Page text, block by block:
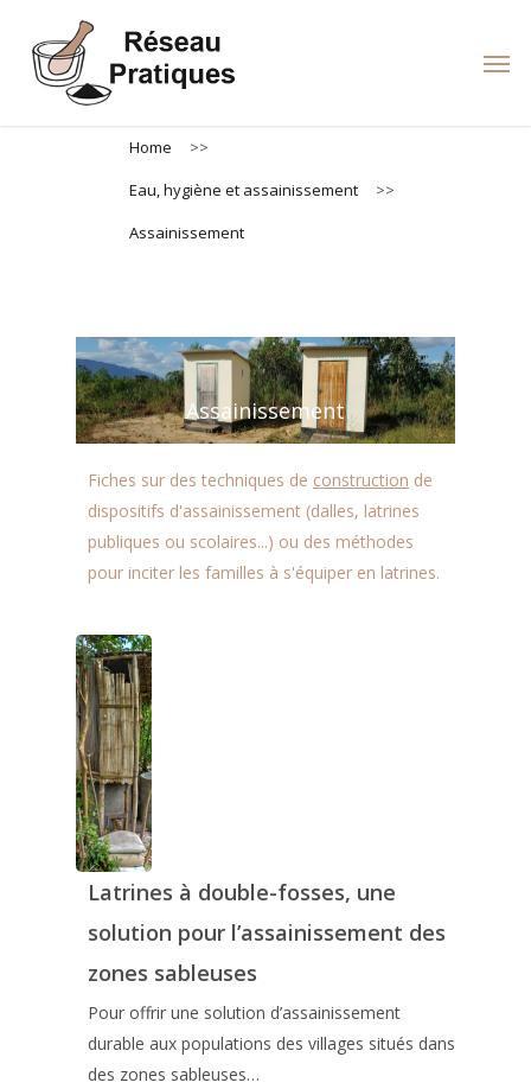
main
Home
>>
Eau, hygiène et assainissement
>>
Assainissement
Assainissement
Fiches sur des techniques de construction de
dispositifs d'assainissement (dalles, latrines
publiques ou scolaires...) ou des méthodes
pour inciter les familles à s'équiper en latrines.
Latrines à double-fosses, une
solution pour l’assainissement des
zones sableuses
Pour offrir une solution d’assainissement
durable aux populations des villages situés dans
des zones sableuses…